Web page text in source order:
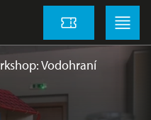
Vstupenky
Menu
Vodohraní